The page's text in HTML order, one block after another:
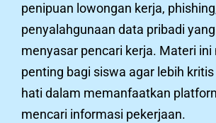
penipuan lowongan kerja,
penyalahgunaan data pribadi
menyasar pencari kerja. Materi ini
penting bagi siswa agar lebih
hati dalam memanfaatkan
mencari informasi pekerjaan.